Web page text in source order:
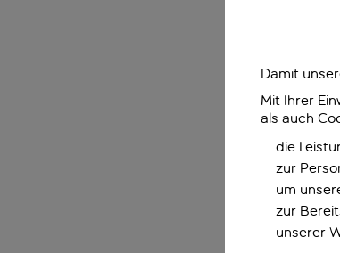
Damit
Mit Ihrer
als auch
die
zur
um
zur
unserer